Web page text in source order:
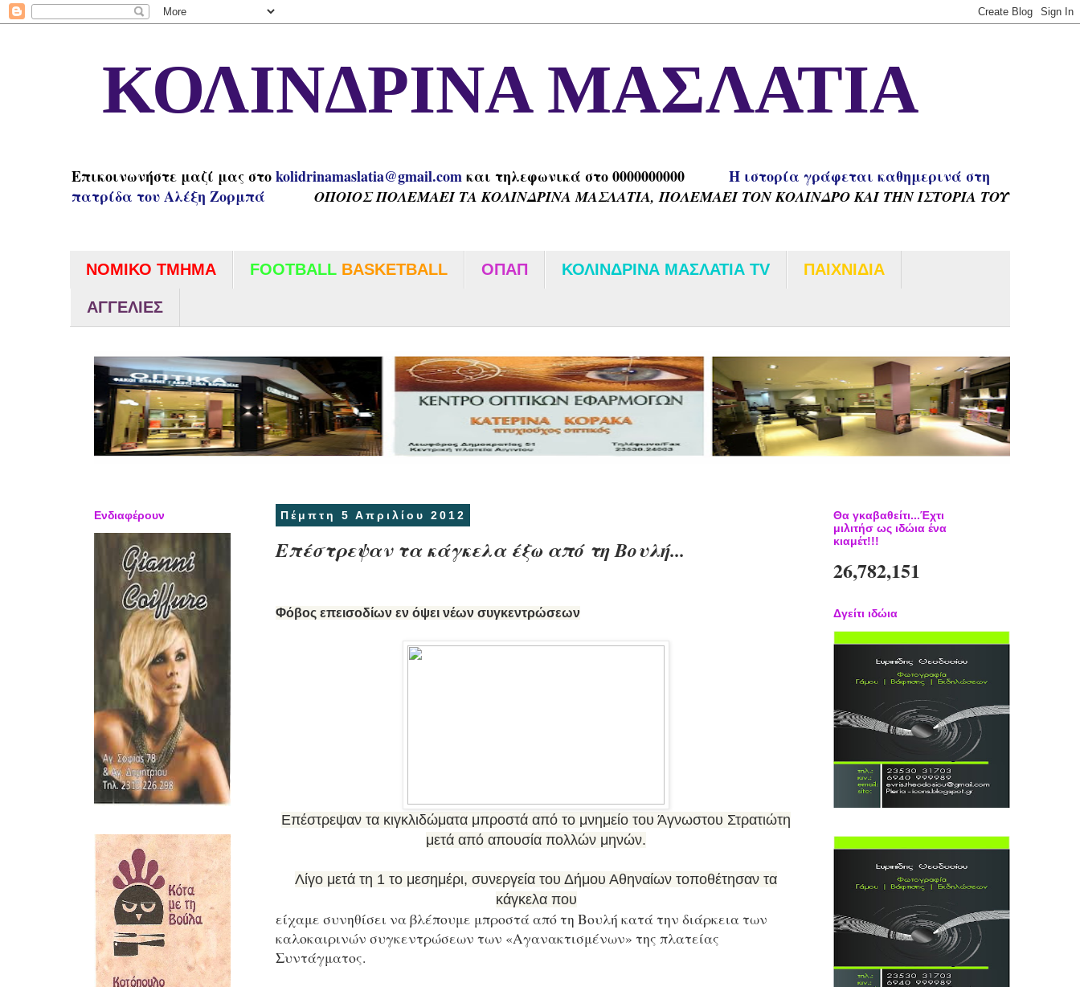
ΚΟΛΙΝΔΡΙΝΑ ΜΑΣΛΑΤΙΑ
Επικοινωνήστε μαζί μας στοkolidrinamaslatia@gmail.comκαι τηλεφωνικά στο 0000000000
H ιστορία γράφεται καθημερινά στη
πατρίδα του Αλέξη Ζορμπά
ΟΠΟΙΟΣ ΠΟΛΕΜΑΕΙ ΤΑ ΚΟΛΙΝΔΡΙΝΑ ΜΑΣΛΑΤΙΑ, ΠΟΛΕΜΑΕΙ ΤΟΝ ΚΟΛΙΝΔΡΟ ΚΑΙ ΤΗΝ ΙΣΤΟΡΙΑ ΤΟΥ
ΝΟΜΙΚΟ ΤΜΗΜΑ FOOTBALL BASKETBALL ΟΠΑΠ ΚΟΛΙΝΔΡΙΝΑ ΜΑΣΛΑΤΙΑ TV ΠΑΙΧΝΙΔΙΑ
ΑΓΓΕΛΙΕΣ
Πέμπτη 5 Απριλίου 2012
Επέστρεψαν τα κάγκελα έξω από τη Βουλή...
Φόβος επεισοδίων εν όψει νέων συγκεντρώσεων
Επέστρεψαν τα κιγκλιδώματα μπροστά από το μνημείο του Άγνωστου Στρατιώτη
μετά από απουσία πολλών μηνών.
Λίγο μετά τη 1 το μεσημέρι, συνεργεία του Δήμου Αθηναίων τοποθέτησαν τα
κάγκελα που
είχαμε συνηθίσει να βλέπουμε μπροστά από τη Βουλή κατά την διάρκεια των
καλοκαιρινών συγκεντρώσεων των «Αγανακτισμένων» της πλατείας
Συντάγματος.
Ενδιαφέρουν
Θα γκαβαθείτι...Έχτι
μιλιτήσ ως ιδώια ένα
κιαμέτ!!!
26,782,151
Δγείτι ιδώια